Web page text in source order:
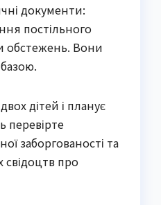
документи:
постільного
обстежень. Вони
дітей і планує
перевірте
заборгованості та
свідоцтв про